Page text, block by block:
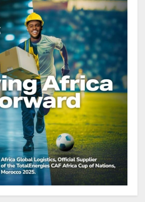
de FCFA, à fin juin 2026,
représentant 44,2 % du PIB
Gabon : Le gouvernement et la BAD
renforcent les capacités des
acteurs du secteur public pour
améliorer la performance des
projets
Gabon : Ismaël Bonkoungou, le
Directeur général en visite
d’inspection des grands chantiers
routiers d’EBOMAF BTP Gabon
dans la Ngounié
Gabon : Les paiements d’intérêts
de la dette absorbent 20 à 30 % des
recettes, tandis que le service